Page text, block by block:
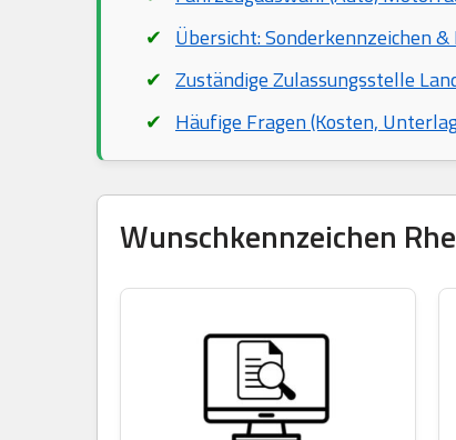
Übersicht: Sonderkennzeichen &
Zuständige Zulassungsstelle
Häufige Fragen (Kosten,
Wunschkennzeichen